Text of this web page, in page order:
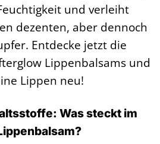
und verleiht
dezenten, aber dennoch
Entdecke jetzt die
Lippenbalsams und
Lippen neu!
Was steckt im